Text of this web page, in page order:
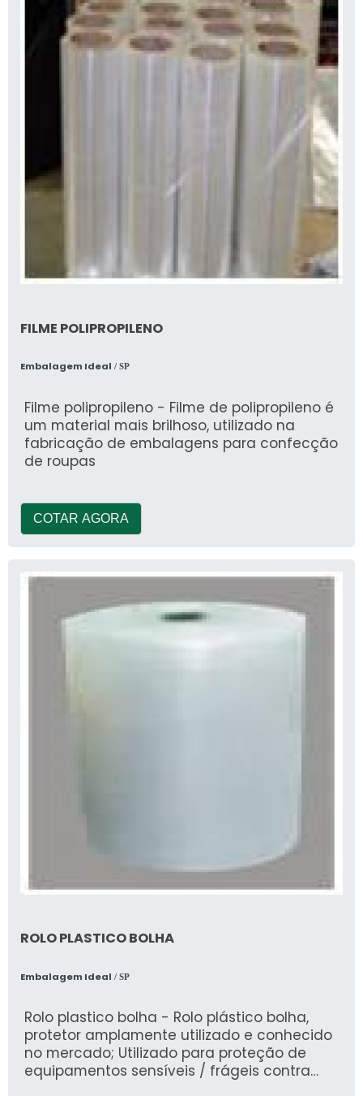
FILME POLIPROPILENO
Embalagem Ideal / SP
Filme polipropileno - Filme de polipropileno é
um material mais brilhoso, utilizado na
fabricação de embalagens para confecção
de roupas
COTAR AGORA
ROLO PLASTICO BOLHA
Embalagem Ideal / SP
Rolo plastico bolha - Rolo plástico bolha,
protetor amplamente utilizado e conhecido
no mercado; Utilizado para proteção de
equipamentos sensíveis / frágeis contra